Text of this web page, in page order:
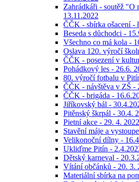
Zahrádkáři - soutěž "O
13.11.2022
ČČK - sbírka ošacení -
Beseda s důchodci -
Všechno co má kola -
Oslava 120. výročí
ČČK - posezení v
Pohádkový les - 26.6.
80. výročí fotbalu v
ČČK - návštěva v ZŠ -
ČČK - brigáda -
Jiříkovský bál -
Pitěnský škrpál - 30.4.
Pietní akce - 29. 4. 2022
Stavění máje a
Velikonoční dílny -
Ukliďme Pitín -
Dětský karneval -
Vítání občánků - 20. 3.
Materiální sbírka na